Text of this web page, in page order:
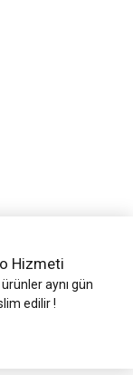
Hizmeti
aynı gün
edilir !